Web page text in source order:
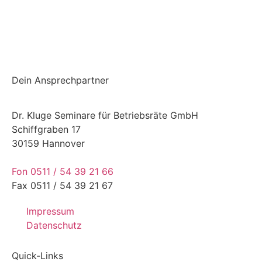
Dein Ansprechpartner
Dr. Kluge Seminare für Betriebsräte GmbH
Schiffgraben 17
30159 Hannover
Fon 0511 / 54 39 21 66
Fax 0511 / 54 39 21 67
Impressum
Datenschutz
Quick-Links